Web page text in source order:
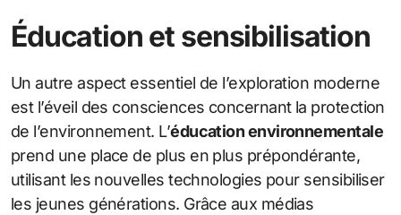
Éducation et sensibilisation
Un autre aspect essentiel de l’exploration moderne
est l’éveil des consciences concernant la protection
de l’environnement. L’éducation environnementale
prend une place de plus en plus prépondérante,
utilisant les nouvelles technologies pour sensibiliser
les jeunes générations. Grâce aux médias